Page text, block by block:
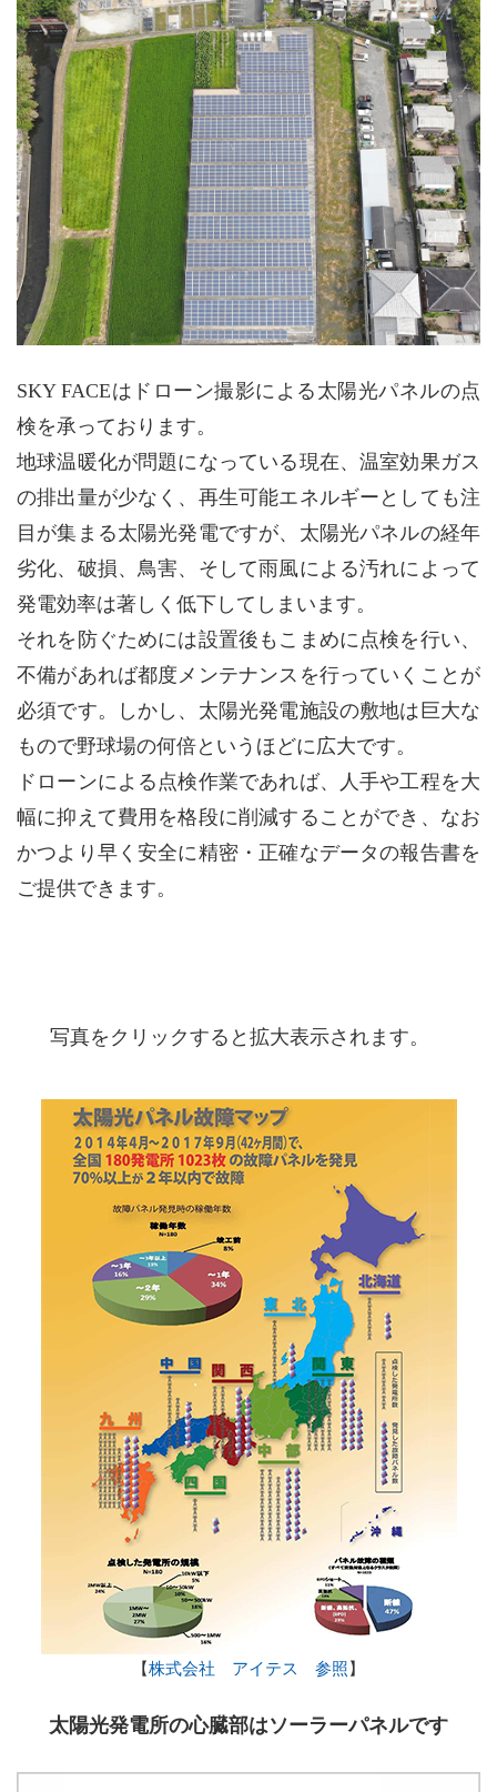
SKY FACEはドローン撮影による太陽光パネルの点
検を承っております。
地球温暖化が問題になっている現在、温室効果ガス
の排出量が少なく、再生可能エネルギーとしても注
目が集まる太陽光発電ですが、太陽光パネルの経年
劣化、破損、鳥害、そして雨風による汚れによって
発電効率は著しく低下してしまいます。
それを防ぐためには設置後もこまめに点検を行い、
不備があれば都度メンテナンスを行っていくことが
必須です。しかし、太陽光発電施設の敷地は巨大な
もので野球場の何倍というほどに広大です。
ドローンによる点検作業であれば、人手や工程を大
幅に抑えて費用を格段に削減することができ、なお
かつより早く安全に精密・正確なデータの報告書を
ご提供できます。
写真をクリックすると拡大表示されます。
【株式会社 アイテス 参照 】
太陽光発電所の心臓部はソーラーパネルです